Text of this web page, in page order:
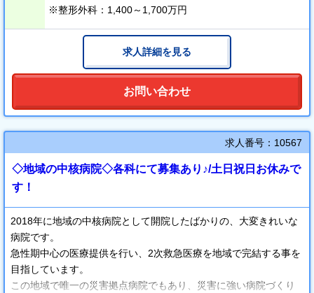
※整形外科：1,400～1,700万円
求人詳細を見る
お問い合わせ
求人番号：10567
◇地域の中核病院◇各科にて募集あり♪/土日祝日お休みで
す！
2018年に地域の中核病院として開院したばかりの、大変きれいな
病院です。
急性期中心の医療提供を行い、2次救急医療を地域で完結する事を
目指しています。
この地域で唯一の災害拠点病院でもあり、災害に強い病院づくり